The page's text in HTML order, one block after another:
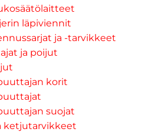
läpiviennit
ja -tarvikkeet
ja poijut
korit
suojat
ketjutarvikkeet